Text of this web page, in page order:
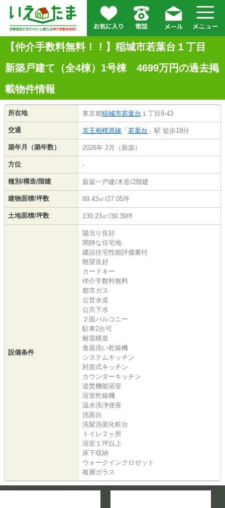
【仲介手数料無料！！】稲城市若葉台１丁目
新築戸建て（全4棟）1号棟 4699万円の過去掲
載物件情報
所在地 東京都稲城市若葉台 １丁目8-43
交通 京王相模原線 「 若葉台 」駅 徒歩18分
築年月（築年数） 2026年 2月（新築）
方位 -
種別/構造/階建 新築一戸建/木造/2階建
建物面積/坪数 89.43㎡/27.05坪
土地面積/坪数 130.23㎡/39.39坪
設備条件
陽当り良好
閑静な住宅地
建設住宅性能評価書付
眺望良好
カードキー
仲介手数料無料
都市ガス
公営水道
公共下水
２面バルコニー
駐車2台可
耐震構造
食器洗い乾燥機
システムキッチン
対面式キッチン
カウンターキッチン
追焚機能浴室
浴室乾燥機
温水洗浄便座
洗面台
洗髪洗面化粧台
トイレ２ヶ所
浴室１坪以上
床下収納
ウォークインクロゼット
複層ガラス